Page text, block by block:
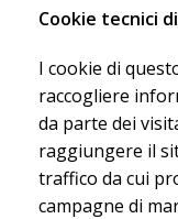
Cookie tecnici
I cookie di
raccogliere
da parte dei
raggiungere il
traffico da cui
campagne di